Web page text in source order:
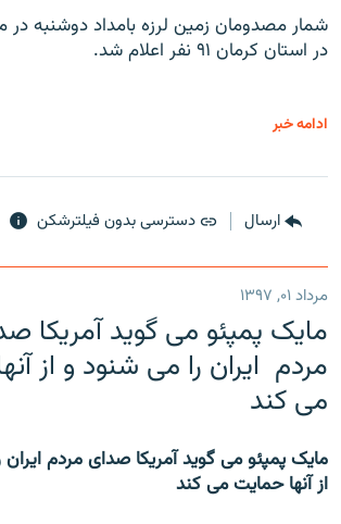
شمار مصدومان زمین لرزه بامداد دوشنبه
در استان کرمان ۹۱ نفر اعلام شد.
ادامه خبر
ارسال دسترسی بدون فیلترشکن
مرداد ۰۱, ۱۳۹۷
مایک پمپئو می گوید آمریکا
مردم ایران را می شنود و از
می کند
مایک پمپئو می گوید آمریکا صدای مردم
از آنها حمایت می کند